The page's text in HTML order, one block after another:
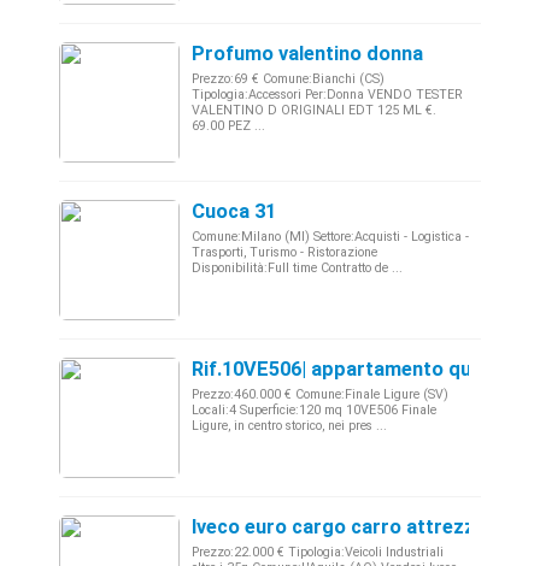
Profumo valentino donna
Prezzo:69 € Comune:Bianchi (CS)
Tipologia:Accessori Per:Donna VENDO TESTER
VALENTINO D ORIGINALI EDT 125 ML €.
69.00 PEZ ...
Cuoca 31
Comune:Milano (MI) Settore:Acquisti - Logistica -
Trasporti, Turismo - Ristorazione
Disponibilità:Full time Contratto de ...
Rif.10VE506| appartamento
Prezzo:460.000 € Comune:Finale Ligure (SV)
Locali:4 Superficie:120 mq 10VE506 Finale
Ligure, in centro storico, nei pres ...
Iveco euro cargo carro attrezzi
Prezzo:22.000 € Tipologia:Veicoli Industriali